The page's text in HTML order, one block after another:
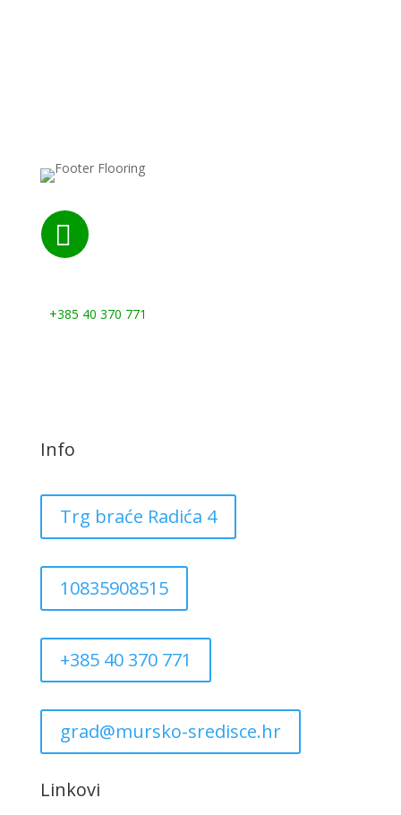

+385 40 370 771
Info
Trg braće Radića 4
10835908515
+385 40 370 771
grad@mursko-sredisce.hr
Linkovi